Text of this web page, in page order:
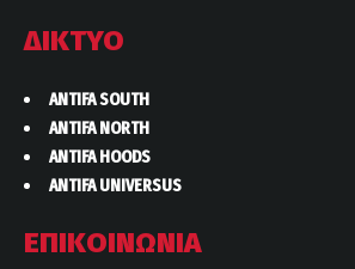
ΔΙΚΤΥΟ
ANTIFA SOUTH
ANTIFA NORTH
ANTIFA HOODS
ANTIFA UNIVERSUS
ΕΠΙΚΟΙΝΩΝΙΑ